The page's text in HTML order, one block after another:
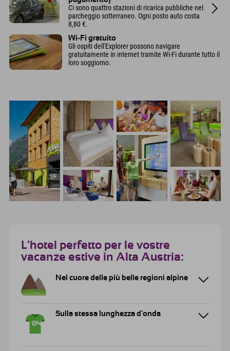
Ci sono quattro stazioni di ricarica pubbliche nel
parcheggio sotterraneo. Ogni posto auto costa
8,80 €.
Wi-Fi gratuito
Gli ospiti dell'Explorer possono navigare
gratuitamente in internet tramite Wi-Fi durante tutto il
loro soggiorno.
L'hotel perfetto per le vostre
vacanze estive in Alta Austria:
Nel cuore delle più belle regioni alpine
Sulla stessa lunghezza d'onda